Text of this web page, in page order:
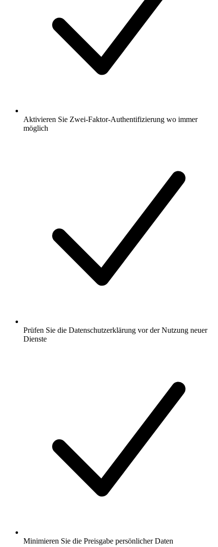
Aktivieren Sie Zwei-Faktor-Authentifizierung wo immer
möglich
Prüfen Sie die Datenschutzerklärung vor der Nutzung neuer
Dienste
Minimieren Sie die Preisgabe persönlicher Daten